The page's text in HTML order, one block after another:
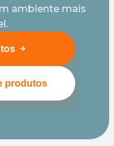
ambiente mais
produtos